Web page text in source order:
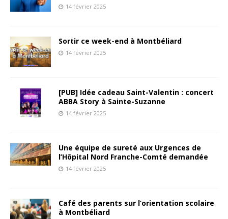
14 février 2025
Sortir ce week-end à Montbéliard
14 février 2025
[PUB] Idée cadeau Saint-Valentin : concert
ABBA Story à Sainte-Suzanne
14 février 2025
Une équipe de sureté aux Urgences de
l’Hôpital Nord Franche-Comté demandée
14 février 2025
Café des parents sur l’orientation scolaire
à Montbéliard